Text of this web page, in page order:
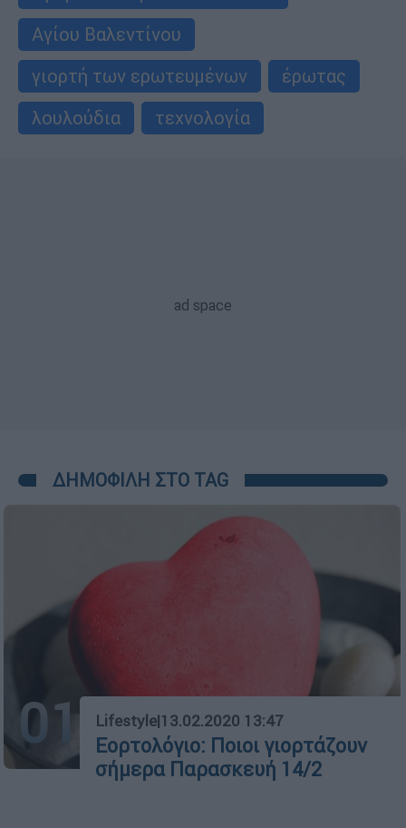
Αγίου Βαλεντίνου
γιορτή των ερωτευμένων
έρωτας
λουλούδια
τεχνολογία
ΔΗΜΟΦΙΛΗ ΣΤΟ TAG
01 Lifestyle|13.02.2020 13:47
Εορτολόγιο: Ποιοι γιορτάζουν
σήμερα Παρασκευή 14/2